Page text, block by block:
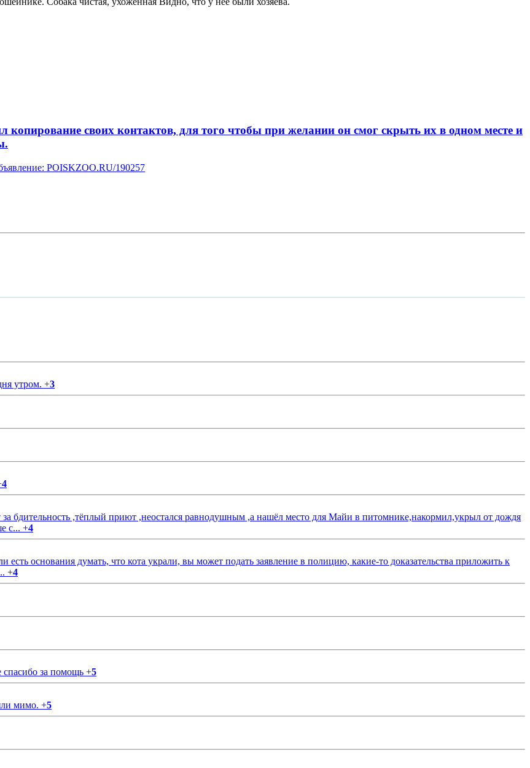
своих контактов, для того чтобы при желании он смог скрыть их в одном месте и
POISKZOO.RU/190257
утром. +3
4
бдительность ,тёплый приют ,неостался равнодушным ,а нашёл место для Майи в питомнике,накормил,укрыл от дождя
с... +4
основания думать, что кота украли, вы может подать заявление в полицию, какие-то доказательства приложить к
+4
спасибо за помощь +5
мимо. +5